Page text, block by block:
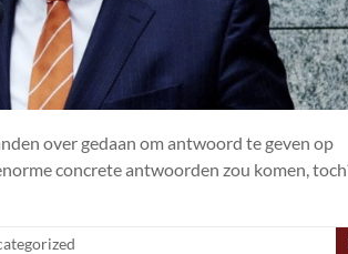
over gedaan om antwoord te geven op
concrete antwoorden zou komen,